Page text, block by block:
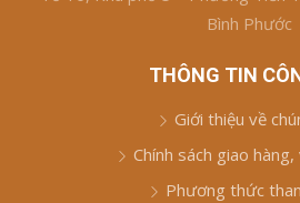
Bình Phước
THÔNG TIN
Giới thiệu về
Chính sách giao hàng,
Phương thức